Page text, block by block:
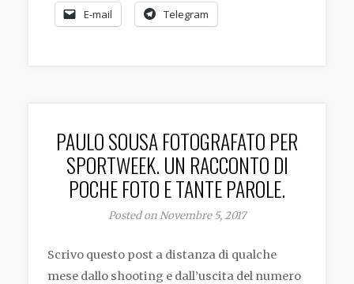
E-mail Telegram
PAULO SOUSA FOTOGRAFATO PER
SPORTWEEK. UN RACCONTO DI
POCHE FOTO E TANTE PAROLE.
Posted on Novembre 5, 2017
Scrivo questo post a distanza di qualche
mese dallo shooting e dall’uscita del numero